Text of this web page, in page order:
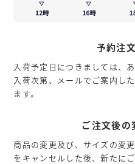
予約注
入荷予定日につきましては、
入荷次第、メールでご案内し
ます。
ご注文後の
商品の変更及び、サイズの変
をキャンセルした後、新たに